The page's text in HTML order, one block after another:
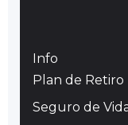
Info
Plan de Retiro
Seguro de